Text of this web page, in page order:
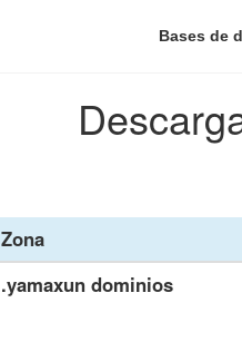
Bases de
Zona
.yamaxun dominios